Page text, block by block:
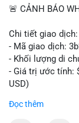
🚨 CẢNH BÁO
Chi tiết giao dịch:
- Mã giao dịch:
- Khối lượng di
- Giá trị ước tính:
USD)
Đọc thêm